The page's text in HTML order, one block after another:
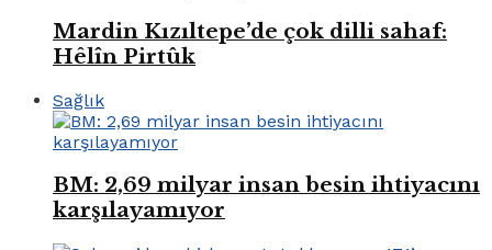
Mardin Kızıltepe’de çok dilli sahaf:
Hêlîn Pirtûk
Sağlık
BM: 2,69 milyar insan besin ihtiyacını
karşılayamıyor